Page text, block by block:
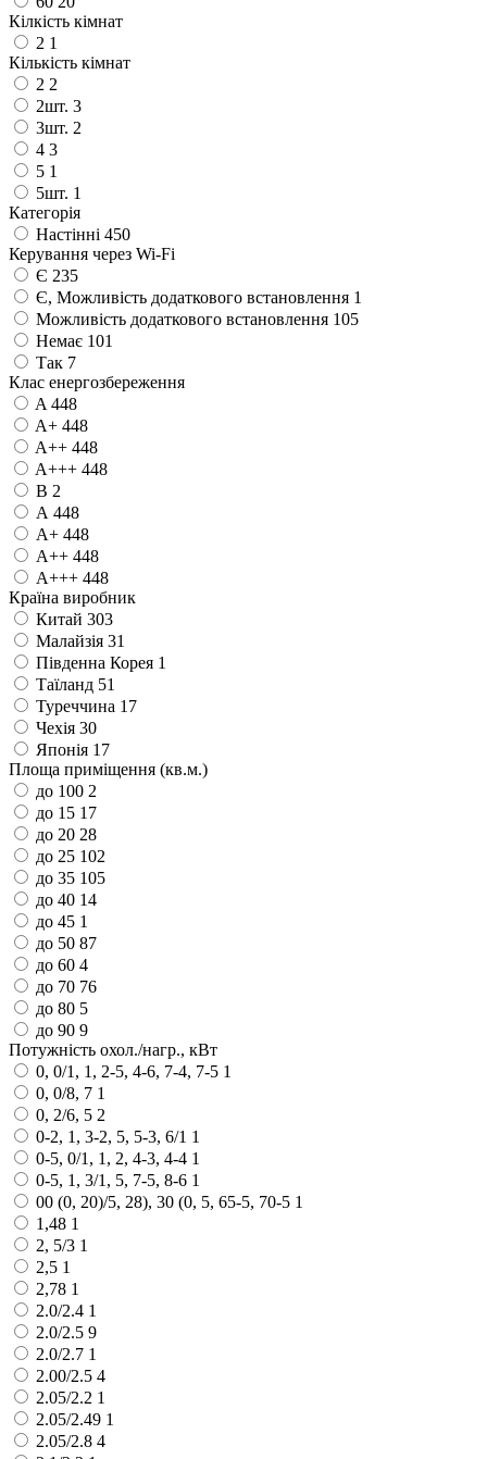
Кілкість кімнат
2 1
Кількість кімнат
2 2
2шт. 3
3шт. 2
4 3
5 1
5шт. 1
Категорія
Настінні 450
Керування через Wi-Fi
Є 235
Є, Можливість додаткового встановлення 1
Можливість додаткового встановлення 105
Немає 101
Так 7
Клас енергозбереження
A 448
A+ 448
A++ 448
A+++ 448
B 2
А 448
А+ 448
А++ 448
А+++ 448
Країна виробник
Китай 303
Малайзія 31
Південна Корея 1
Таїланд 51
Туреччина 17
Чехія 30
Японія 17
Площа приміщення (кв.м.)
до 100 2
до 15 17
до 20 28
до 25 102
до 35 105
до 40 14
до 45 1
до 50 87
до 60 4
до 70 76
до 80 5
до 90 9
Потужність охол./нагр., кВт
0, 0/1, 1, 2-5, 4-6, 7-4, 7-5 1
0, 0/8, 7 1
0, 2/6, 5 2
0-2, 1, 3-2, 5, 5-3, 6/1 1
0-5, 0/1, 1, 2, 4-3, 4-4 1
0-5, 1, 3/1, 5, 7-5, 8-6 1
00 (0, 20)/5, 28), 30 (0, 5, 65-5, 70-5 1
1,48 1
2, 5/3 1
2,5 1
2,78 1
2.0/2.4 1
2.0/2.5 9
2.0/2.7 1
2.00/2.5 4
2.05/2.2 1
2.05/2.49 1
2.05/2.8 4